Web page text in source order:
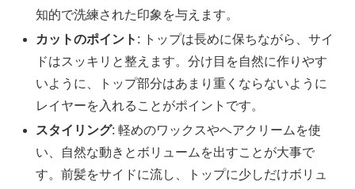
知的で洗練された印象を与えます。
カットのポイント : トップは長めに保ちながら、サイ
ドはスッキリと整えます。分け目を自然に作りやす
いように、トップ部分はあまり重くならないように
レイヤーを入れることがポイントです。
スタイリング: 軽めのワックスやヘアクリームを使
い、自然な動きとボリュームを出すことが大事で
す。前髪をサイドに流し、トップに少しだけボリュ